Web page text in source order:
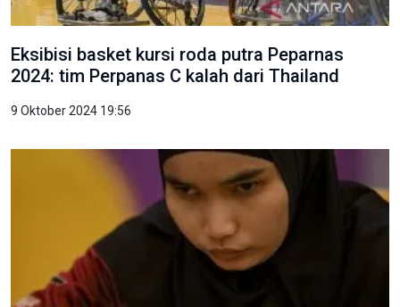
Eksibisi basket kursi roda putra Peparnas
2024: tim Perpanas C kalah dari Thailand
9 Oktober 2024 19:56